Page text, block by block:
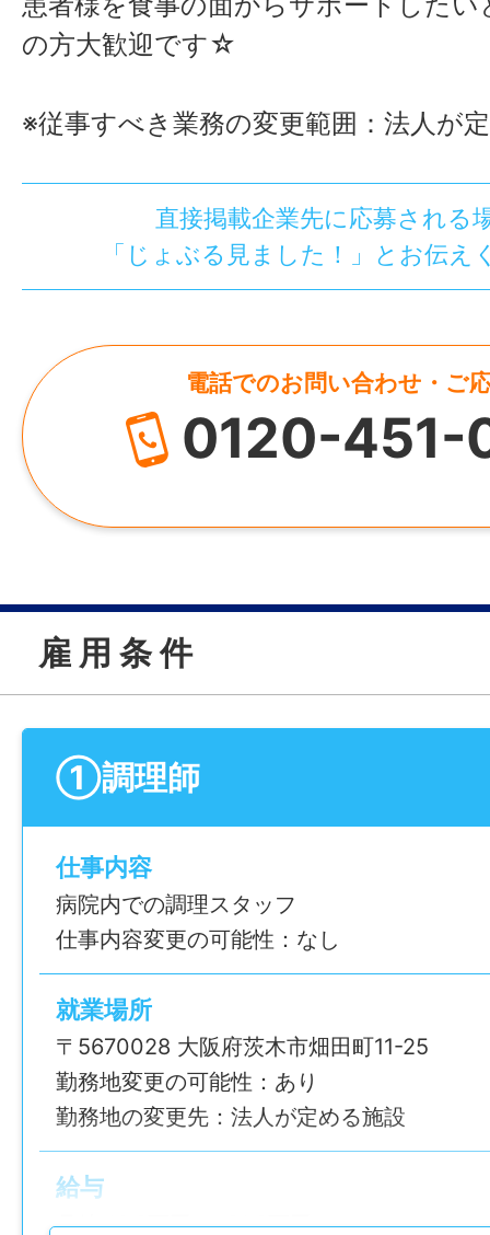
の方大歓迎です☆
※従事すべき業務の変更範囲：法人が
直接掲載企業先に応募される
「じょぶる見ました！」とお伝え
電話でのお問い合わせ・ご
0120-451-
雇 用 条 件
①調理師
仕事内容
病院内での調理スタッフ
仕事内容変更の可能性：なし
就業場所
〒5670028 大阪府茨木市畑田町11-25
勤務地変更の可能性：あり
勤務地の変更先：法人が定める施設
給与
月給 19.2万円 〜 21.2万円